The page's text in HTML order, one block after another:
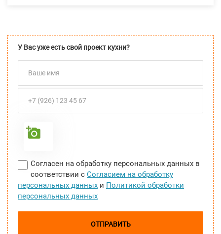
У Вас уже есть свой проект кухни?
Согласен на обработку персональных данных в
соответствии с Согласием на обработку
персональных данных и Политикой обработки
персональных данных
ОТПРАВИТЬ